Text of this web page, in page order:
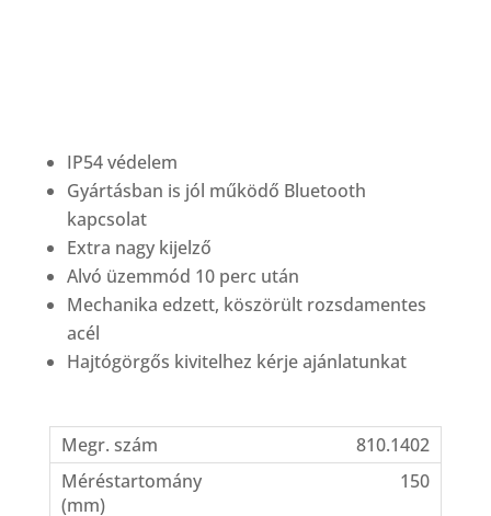
IP54 védelem
Gyártásban is jól működő Bluetooth
kapcsolat
Extra nagy kijelző
Alvó üzemmód 10 perc után
Mechanika edzett, köszörült rozsdamentes
acél
Hajtógörgős kivitelhez kérje ajánlatunkat
810.1402
150